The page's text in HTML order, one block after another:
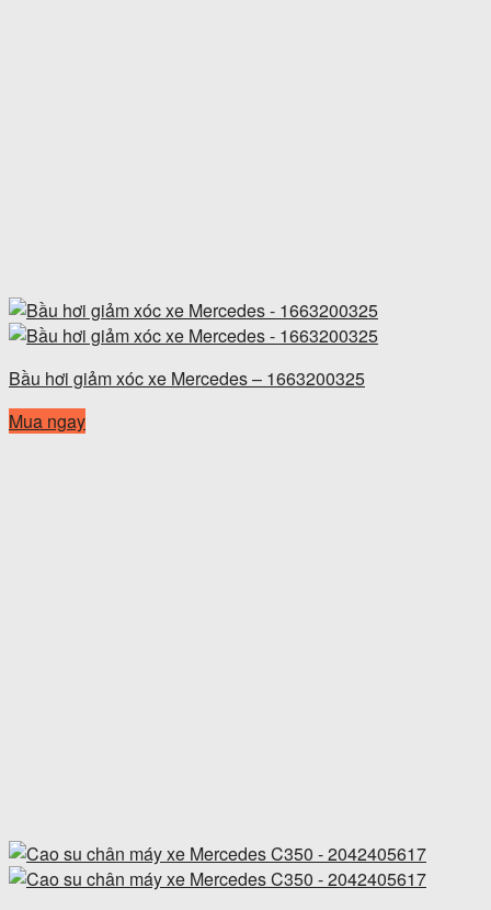
Bầu hơi giảm xóc xe Mercedes – 1663200325
Mua ngay